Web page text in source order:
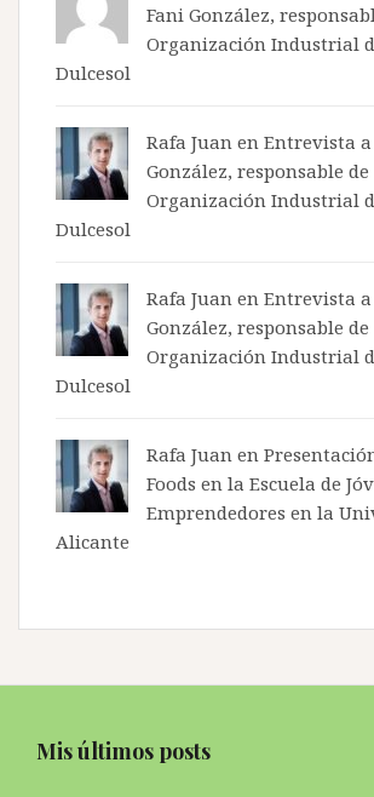
Fani González,
Organización Industrial
Dulcesol
Rafa Juan en Entrevista
González, responsable de
Organización Industrial
Dulcesol
Rafa Juan en Entrevista
González, responsable de
Organización Industrial
Dulcesol
Rafa Juan en
Foods en la Escuela de
Emprendedores en la
Alicante
Mis últimos posts